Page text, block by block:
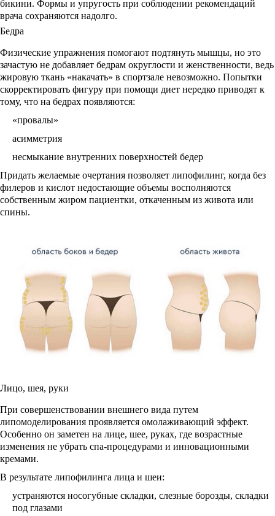
бикини. Формы и упругость при соблюдении рекомендаций
врача сохраняются надолго.
Бедра
Физические упражнения помогают подтянуть мышцы, но это
зачастую не добавляет бедрам округлости и женственности, ведь
жировую ткань «накачать» в спортзале невозможно. Попытки
скорректировать фигуру при помощи диет нередко приводят к
тому, что на бедрах появляются:
«провалы»
асимметрия
несмыкание внутренних поверхностей бедер
Придать желаемые очертания позволяет липофилинг, когда без
филеров и кислот недостающие объемы восполняются
собственным жиром пациентки, откаченным из живота или
спины.
Лицо, шея, руки
При совершенствовании внешнего вида путем
липомоделирования проявляется омолаживающий эффект.
Особенно он заметен на лице, шее, руках, где возрастные
изменения не убрать спа-процедурами и инновационными
кремами.
В результате липофилинга лица и шеи:
устраняются носогубные складки, слезные борозды, складки
под глазами